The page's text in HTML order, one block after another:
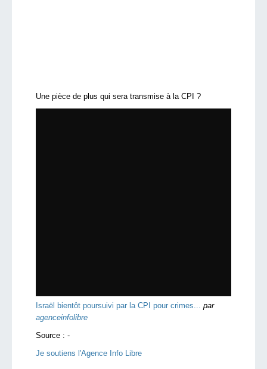
Une pièce de plus qui sera transmise à la CPI ?
Israël bientôt poursuivi par la CPI pour crimes...
par
agenceinfolibre
Source : -
Je soutiens l'Agence Info Libre